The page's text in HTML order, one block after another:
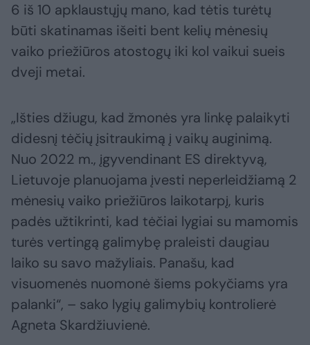
6 iš 10 apklaustųjų mano, kad tėtis turėtų
būti skatinamas išeiti bent kelių mėnesių
vaiko priežiūros atostogų iki kol vaikui sueis
dveji metai.
„Išties džiugu, kad žmonės yra linkę palaikyti
didesnį tėčių įsitraukimą į vaikų auginimą.
Nuo 2022 m., įgyvendinant ES direktyvą,
Lietuvoje planuojama įvesti neperleidžiamą 2
mėnesių vaiko priežiūros laikotarpį, kuris
padės užtikrinti, kad tėčiai lygiai su mamomis
turės vertingą galimybę praleisti daugiau
laiko su savo mažyliais. Panašu, kad
visuomenės nuomonė šiems pokyčiams yra
palanki“, – sako lygių galimybių kontrolierė
Agneta Skardžiuvienė.